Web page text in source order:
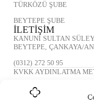
TÜRKÖZÜ ŞUBE
BEYTEPE ŞUBE
İLETİŞİM
KANUNİ SULTAN
BEYTEPE, ÇANKAYA/
(0312) 272 50 95
KVKK AYDINLATMA
ÇEREZ POLİTİKASI